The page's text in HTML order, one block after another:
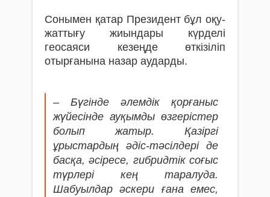
Сонымен қатар Президент бұл оқу-
жаттығу жиындары күрделі
геосаяси кезеңде өткізіліп
отырғанына назар аударды.
– Бүгінде әлемдік қорғаныс
жүйесінде ауқымды өзгерістер
болып жатыр. Қазіргі
ұрыстардың әдіс-тәсілдері де
басқа, әсіресе, гибридтік соғыс
түрлері кең таралуда.
Шабуылдар әскери ғана емес,